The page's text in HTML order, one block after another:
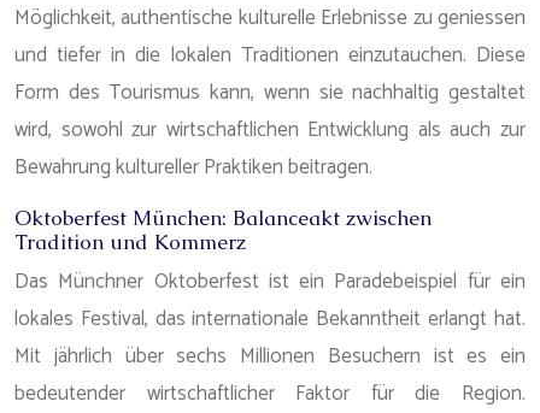
Möglichkeit, authentische kulturelle Erlebnisse zu geniessen
und tiefer in die lokalen Traditionen einzutauchen. Diese
Form des Tourismus kann, wenn sie nachhaltig gestaltet
wird, sowohl zur wirtschaftlichen Entwicklung als auch zur
Bewahrung kultureller Praktiken beitragen.
Oktoberfest München: Balanceakt zwischen
Tradition und Kommerz
Das Münchner Oktoberfest ist ein Paradebeispiel für ein
lokales Festival, das internationale Bekanntheit erlangt hat.
Mit jährlich über sechs Millionen Besuchern ist es ein
bedeutender wirtschaftlicher Faktor für die Region.